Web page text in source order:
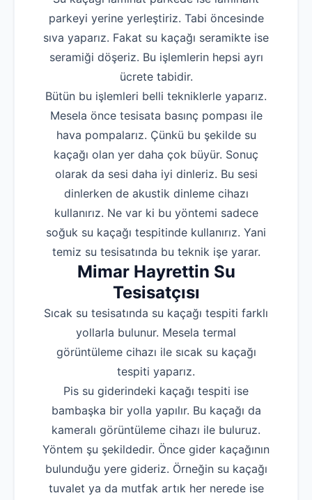
parkeyi yerine yerleştiriz. Tabi öncesinde
sıva yaparız. Fakat su kaçağı seramikte ise
seramiği döşeriz. Bu işlemlerin hepsi ayrı
ücrete tabidir.
Bütün bu işlemleri belli tekniklerle yaparız.
Mesela önce tesisata basınç pompası ile
hava pompalarız. Çünkü bu şekilde su
kaçağı olan yer daha çok büyür. Sonuç
olarak da sesi daha iyi dinleriz. Bu sesi
dinlerken de akustik dinleme cihazı
kullanırız. Ne var ki bu yöntemi sadece
soğuk su kaçağı tespitinde kullanırız. Yani
temiz su tesisatında bu teknik işe yarar.
Mimar Hayrettin Su
Tesisatçısı
Sıcak su tesisatında su kaçağı tespiti farklı
yollarla bulunur. Mesela termal
görüntüleme cihazı ile sıcak su kaçağı
tespiti yaparız.
Pis su giderindeki kaçağı tespiti ise
bambaşka bir yolla yapılır. Bu kaçağı da
kameralı görüntüleme cihazı ile buluruz.
Yöntem şu şekildedir. Önce gider kaçağının
bulunduğu yere gideriz. Örneğin su kaçağı
tuvalet ya da mutfak artık her nerede ise